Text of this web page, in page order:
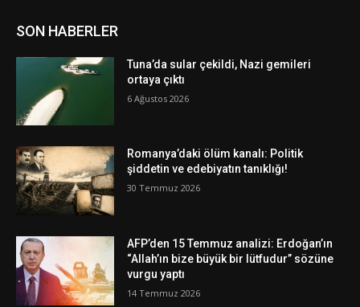
SON HABERLER
Tuna’da sular çekildi, Nazi gemileri
ortaya çıktı
6 Ağustos 2026
Romanya’daki ölüm kanalı: Politik
şiddetin ve edebiyatın tanıklığı!
30 Temmuz 2026
AFP’den 15 Temmuz analizi: Erdoğan’ın
“Allah’ın bize büyük bir lütfudur” sözüne
vurgu yaptı
14 Temmuz 2026